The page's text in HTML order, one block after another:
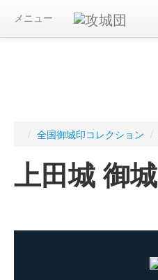
メニュー
/ 全国御城印コレクション /
上田城 御